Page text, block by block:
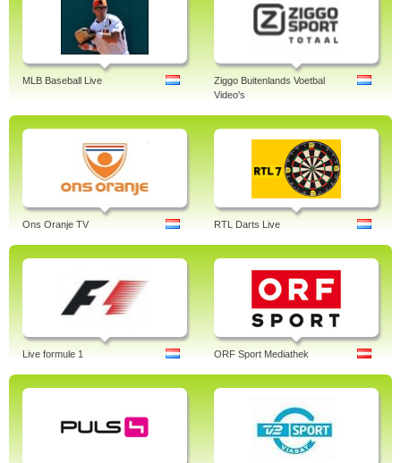
MLB Baseball Live
Ziggo Buitenlands Voetbal
Video's
Ons Oranje TV RTL Darts Live
Live formule 1 ORF Sport Mediathek